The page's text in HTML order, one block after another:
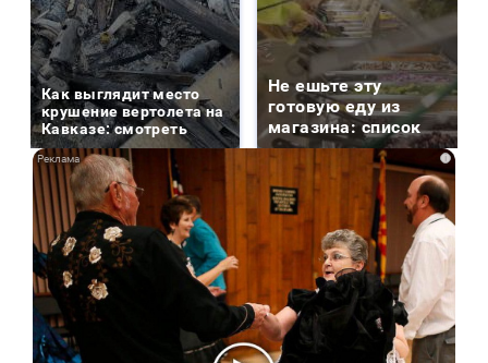
Как выглядит место
крушение вертолета на
Кавказе: смотреть
Не ешьте эту
готовую еду из
магазина: список
i